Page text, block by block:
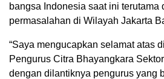
bangsa Indonesia saat ini terutama
permasalahan di Wilayah Jakarta
“Saya mengucapkan selamat atas
Pengurus Citra Bhayangkara
dengan dilantiknya pengurus yang